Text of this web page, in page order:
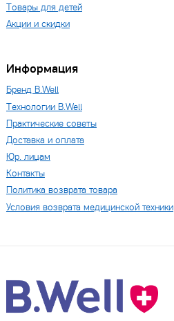
Товары для детей
Акции и скидки
Информация
Бренд B.Well
Технологии B.Well
Практические советы
Доставка и оплата
Юр. лицам
Контакты
Политика возврата товара
Условия возврата медицинской техники